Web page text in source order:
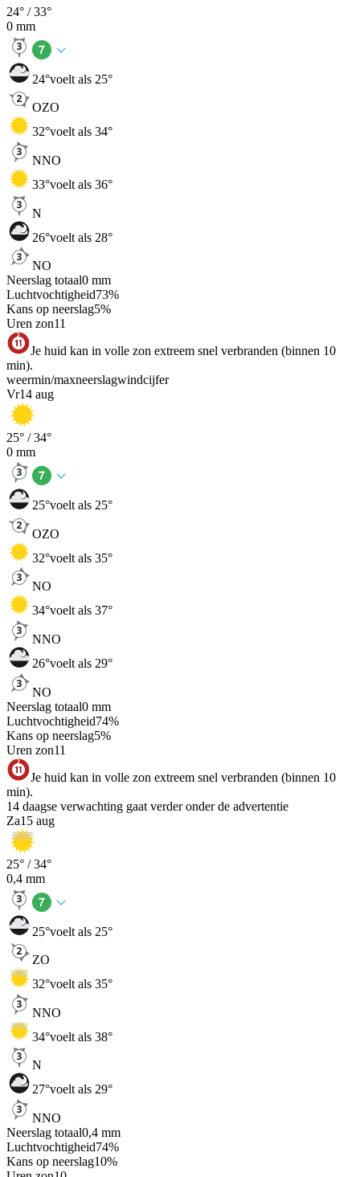
24° /33°
0 mm
24°voelt als 25°
OZO
32°voelt als 34°
NNO
33°voelt als 36°
N
26°voelt als 28°
NO
Neerslag totaal0 mm
Luchtvochtigheid73%
Kans op neerslag5%
Uren zon11
Je huid kan in volle zon extreem snel verbranden (binnen 10
min).
weermin/maxneerslagwindcijfer
Vr14 aug
25° /34°
0 mm
25°voelt als 25°
OZO
32°voelt als 35°
NO
34°voelt als 37°
NNO
26°voelt als 29°
NO
Neerslag totaal0 mm
Luchtvochtigheid74%
Kans op neerslag5%
Uren zon11
Je huid kan in volle zon extreem snel verbranden (binnen 10
min).
14 daagse verwachting gaat verder onder de advertentie
Za15 aug
25° /34°
0,4 mm
25°voelt als 25°
ZO
32°voelt als 35°
NNO
34°voelt als 38°
N
27°voelt als 29°
NNO
Neerslag totaal0,4 mm
Luchtvochtigheid74%
Kans op neerslag10%